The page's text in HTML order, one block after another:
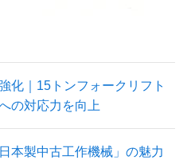
化｜15トンフォークリフト
の対応力を向上
本製中古工作機械」の魅力